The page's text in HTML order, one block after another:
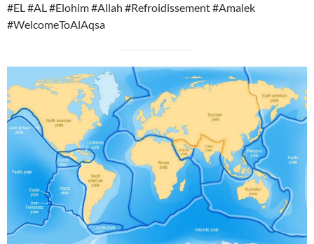
#EL #AL #Elohim #Allah #Refroidissement #Amalek
#WelcomeToAlAqsa